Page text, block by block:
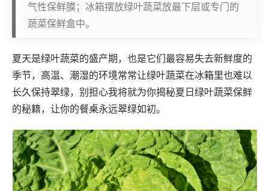
气性保鲜膜；冰箱摆放绿叶蔬菜放最下层或专门的
蔬菜保鲜盒中。
夏天是绿叶蔬菜的盛产期，也是它们最容易失去新鲜度的
季节，高温、潮湿的环境常常让绿叶蔬菜在冰箱里也难以
长久保持翠绿，别担心我将就为你揭秘夏日绿叶蔬菜保鲜
的秘籍，让你的餐桌永远翠绿如初。